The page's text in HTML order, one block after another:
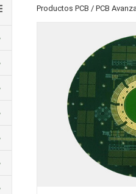
Productos PCB / PCB